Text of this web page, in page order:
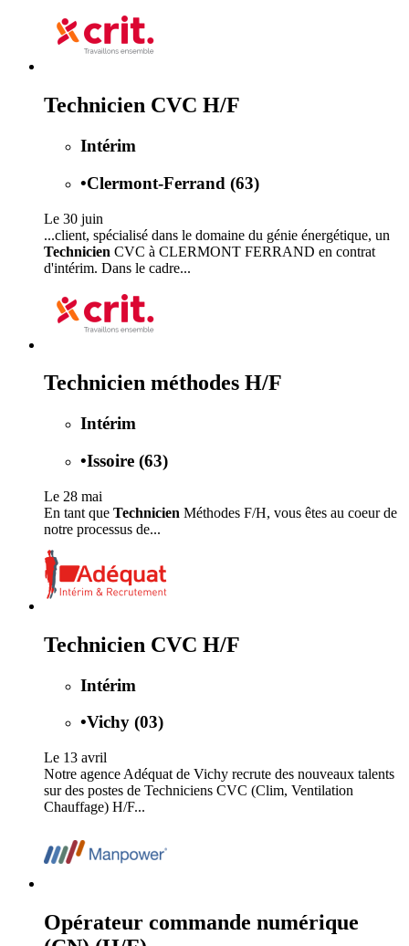
Technicien CVC H/F
Intérim
•Clermont-Ferrand (63)
Le 30 juin
...client, spécialisé dans le domaine du génie énergétique, un
Technicien CVC à CLERMONT FERRAND en contrat
d'intérim. Dans le cadre...
Technicien méthodes H/F
Intérim
•Issoire (63)
Le 28 mai
En tant que Technicien Méthodes F/H, vous êtes au coeur de
notre processus de...
Technicien CVC H/F
Intérim
•Vichy (03)
Le 13 avril
Notre agence Adéquat de Vichy recrute des nouveaux talents
sur des postes de Techniciens CVC (Clim, Ventilation
Chauffage) H/F...
Opérateur commande numérique